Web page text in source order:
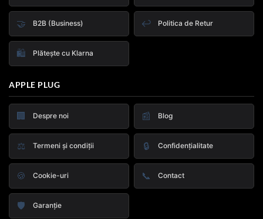
🤝 B2B (Business) ↩️ Politica de Retur
🛍️ Plătește cu Klarna
APPLE PLUG
🏢 Despre noi 📰 Blog
⚖️ Termeni și condiții 🔒 Confidențialitate
🍪 Cookie-uri 📞 Contact
🛡️ Garanție